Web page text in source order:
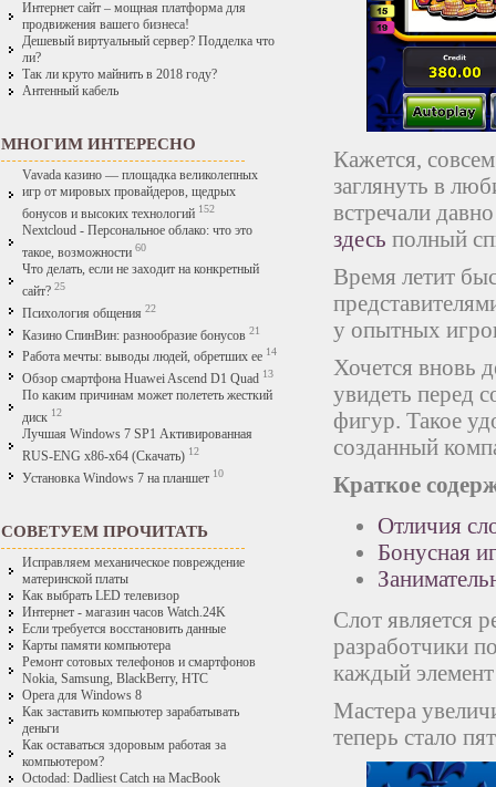
Интернет сайт – мощная платформа для
продвижения вашего бизнеса!
Дешевый виртуальный сервер? Подделка что
ли?
Так ли круто майнить в 2018 году?
Антенный кабель
МНОГИМ ИНТЕРЕСНО
Vavada казино — площадка великолепных
игр от мировых провайдеров, щедрых
бонусов и высоких технологий 152
Nextcloud - Персональное облако: что это
такое, возможности 60
Что делать, если не заходит на конкретный
сайт? 25
Психология общения 22
Казино СпинВин: разнообразие бонусов 21
Работа мечты: выводы людей, обретших ее 14
Обзор смартфона Huawei Ascend D1 Quad 13
По каким причинам может полететь жесткий
диск 12
Лучшая Windows 7 SP1 Активированная
RUS-ENG x86-x64 (Скачать) 12
Установка Windows 7 на планшет 10
СОВЕТУЕМ ПРОЧИТАТЬ
Исправляем механическое повреждение
материнской платы
Как выбрать LED телевизор
Интернет - магазин часов Watch.24K
Если требуется восстановить данные
Карты памяти компьютера
Ремонт сотовых телефонов и смартфонов
Nokia, Samsung, BlackBerry, HTC
Opera для Windows 8
Как заставить компьютер зарабатывать
деньги
Как оставаться здоровым работая за
компьютером?
Octodad: Dadliest Catch на MacBook
Кажется,
заглянуть в
встречали
здесь полный
Время летит
у опытных
Хочется вновь
увидеть перед
фигур. Такое
созданный
Краткое
Отличия
Бонусная
Слот является
разработчики
каждый
Мастера
теперь стало